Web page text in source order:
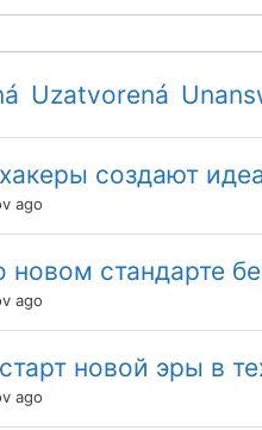
Uzatvorená
создают
ago
стандарте
ago
новой эры в
ago